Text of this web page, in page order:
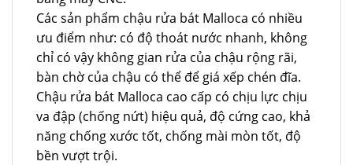
Các sản phẩm chậu rửa bát Malloca có nhiều
ưu điểm như: có độ thoát nước nhanh, không
chỉ có vậy không gian rửa của chậu rộng rãi,
bàn chờ của chậu có thể để giá xếp chén đĩa.
Chậu rửa bát Malloca cao cấp có chịu lực chịu
va đập (chống nứt) hiệu quả, độ cứng cao, khả
năng chống xước tốt, chống mài mòn tốt, độ
bền vượt trội.